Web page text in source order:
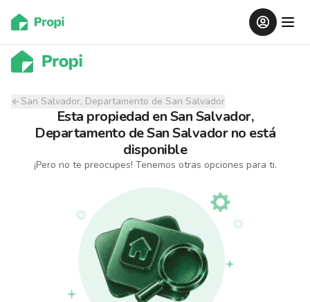
San Salvador, Departamento de San Salvador
Esta propiedad enSan Salvador,
Departamento de San Salvador no está
disponible
¡Pero no te preocupes! Tenemos otras opciones para ti.